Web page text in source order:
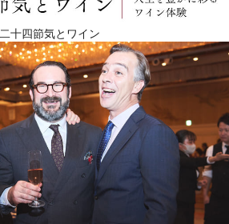
二十四節気とワイン